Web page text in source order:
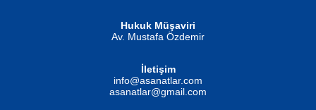
Hukuk Müşaviri
Av. Mustafa Özdemir
İletişim
info@asanatlar.com
asanatlar@gmail.com